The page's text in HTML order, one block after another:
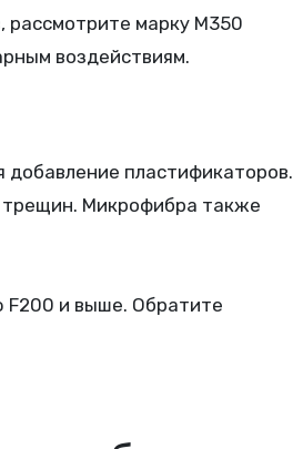
рассмотрите марку М350
воздействиям.
пластификаторов.
Микрофибра также
F200 и выше. Обратите